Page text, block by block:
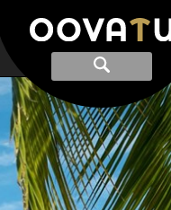
Afficher
recherche
Recherche